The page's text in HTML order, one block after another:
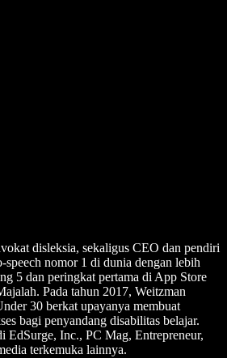
disleksia, sekaligus CEO dan pendiri
speech nomor 1 di dunia dengan lebih
5 dan peringkat pertama di App Store
Pada tahun 2017, Weitzman
30 berkat upayanya membuat
bagi penyandang disabilitas belajar.
EdSurge, Inc., PC Mag, Entrepreneur,
terkemuka lainnya.